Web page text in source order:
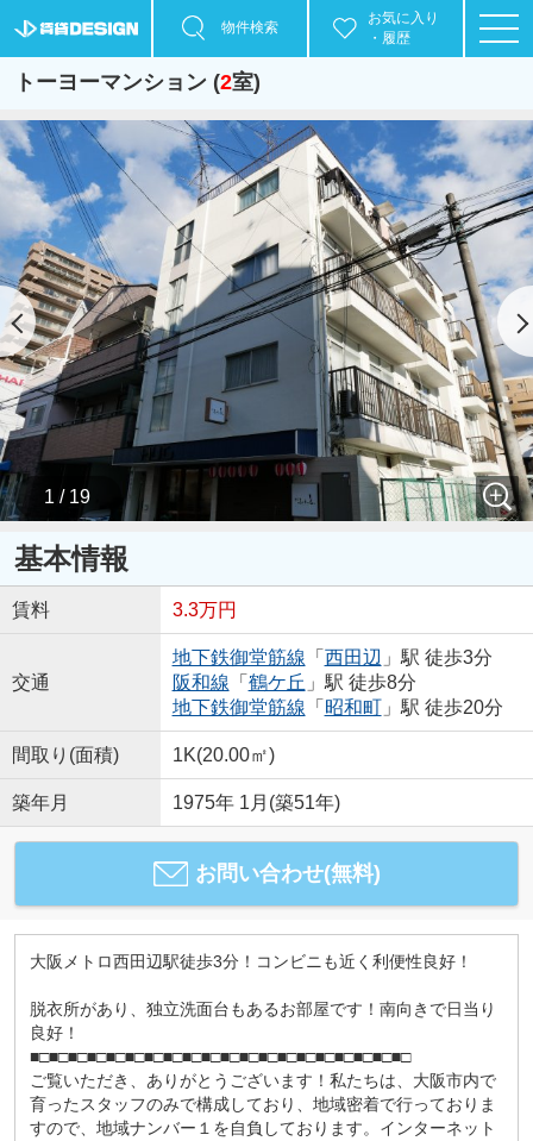
物件検索
お気に入り
・履歴
トーヨーマンション (2室)
1 / 19
基本情報
賃料 3.3万円
交通
地下鉄御堂筋線 「 西田辺 」駅 徒歩3分
阪和線 「 鶴ケ丘 」駅 徒歩8分
地下鉄御堂筋線 「 昭和町」駅 徒歩20分
間取り(面積) 1K(20.00㎡)
築年月 1975年 1月(築51年)
お問い合わせ(無料)
大阪メトロ西田辺駅徒歩3分！コンビニも近く利便性良好！
脱衣所があり、独立洗面台もあるお部屋です！南向きで日当り
良好！
■□■□■□■□■□■□■□■□■□■□■□■□■□■□■□■□■□■□■□■□
ご覧いただき、ありがとうございます！私たちは、大阪市内で
育ったスタッフのみで構成しており、地域密着で行っておりま
すので、地域ナンバー１を自負しております。インターネット